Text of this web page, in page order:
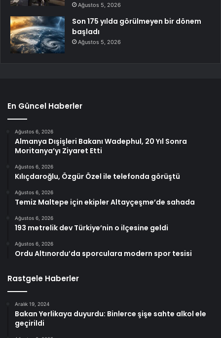
Ağustos 5, 2026
Son 175 yılda görülmeyen bir dönem
başladı
Ağustos 5, 2026
En Güncel Haberler
Ağustos 6, 2026
Almanya Dışişleri Bakanı Wadephul, 20 Yıl Sonra
Moritanya’yı Ziyaret Etti
Ağustos 6, 2026
Kılıçdaroğlu, Özgür Özel ile telefonda görüştü
Ağustos 6, 2026
Temiz Maltepe için ekipler Altayçeşme’de sahada
Ağustos 6, 2026
193 metrelik dev Türkiye’nin o ilçesine geldi
Ağustos 6, 2026
Ordu Altınordu’da sporculara modern spor tesisi
Rastgele Haberler
Aralık 19, 2024
Bakan Yerlikaya duyurdu: Binlerce şişe sahte alkol ele
geçirildi